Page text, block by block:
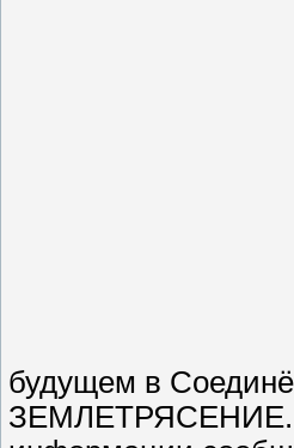
будущем в
ЗЕМЛЕТРЯСЕНИЕ.